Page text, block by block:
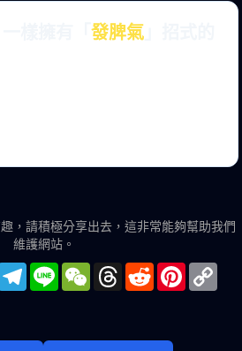
發脾氣
，請積極分享出去，這非常能夠幫助我們
維護網站。
Telegram
Line WeChatThreads
Reddit